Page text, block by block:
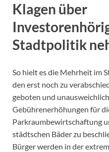
Klagen über
Stadtpolitik
So hielt es die Mehrheit im
den erst noch zu
geboten und
Gebührenerhöhungen für
Parkraumbewirtschaftung
städtschen Bäder zu
Bürger werden in der